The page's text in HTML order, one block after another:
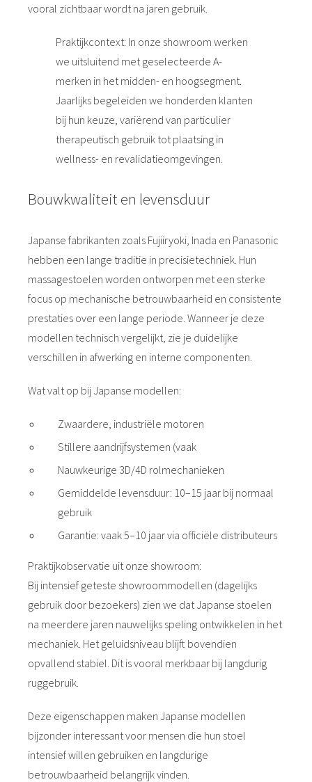
vooral zichtbaar wordt na jaren gebruik.
Praktijkcontext: In onze showroom werken
we uitsluitend met geselecteerde A-
merken in het midden- en hoogsegment.
Jaarlijks begeleiden we honderden klanten
bij hun keuze, variërend van particulier
therapeutisch gebruik tot plaatsing in
wellness- en revalidatieomgevingen.
Bouwkwaliteit en levensduur
Japanse fabrikanten zoals Fujiiryoki, Inada en Panasonic
hebben een lange traditie in precisietechniek. Hun
massagestoelen worden ontworpen met een sterke
focus op mechanische betrouwbaarheid en consistente
prestaties over een lange periode. Wanneer je deze
modellen technisch vergelijkt, zie je duidelijke
verschillen in afwerking en interne componenten.
Wat valt op bij Japanse modellen:
Zwaardere, industriële motoren
Stillere aandrijfsystemen (vaak
Nauwkeurige 3D/4D rolmechanieken
Gemiddelde levensduur: 10–15 jaar bij normaal
gebruik
Garantie: vaak 5–10 jaar via officiële distributeurs
Praktijkobservatie uit onze showroom:
Bij intensief geteste showroommodellen (dagelijks
gebruik door bezoekers) zien we dat Japanse stoelen
na meerdere jaren nauwelijks speling ontwikkelen in het
mechaniek. Het geluidsniveau blijft bovendien
opvallend stabiel. Dit is vooral merkbaar bij langdurig
ruggebruik.
Deze eigenschappen maken Japanse modellen
bijzonder interessant voor mensen die hun stoel
intensief willen gebruiken en langdurige
betrouwbaarheid belangrijk vinden.